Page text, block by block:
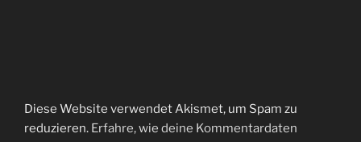
Diese Website verwendet Akismet, um Spam zu
reduzieren. Erfahre, wie deine Kommentardaten